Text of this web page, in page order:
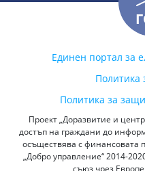
Единен портал за
Политика
Политика за
Проект „Доразвитие и
достъп на граждани до
осъществява с финансовата
„Добро управление“ 2014-
съюз чрез